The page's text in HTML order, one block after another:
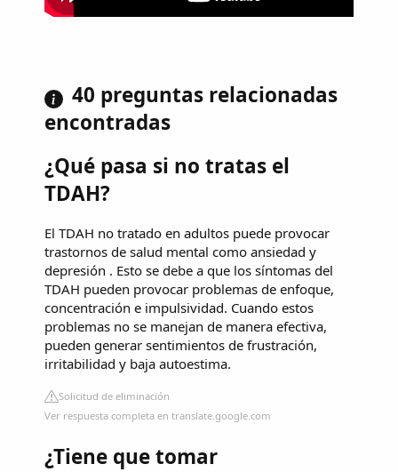
40 preguntas relacionadas
encontradas
¿Qué pasa si no tratas el
TDAH?
El TDAH no tratado en adultos puede provocar
trastornos de salud mental como ansiedad y
depresión . Esto se debe a que los síntomas del
TDAH pueden provocar problemas de enfoque,
concentración e impulsividad. Cuando estos
problemas no se manejan de manera efectiva,
pueden generar sentimientos de frustración,
irritabilidad y baja autoestima.
Solicitud de eliminación
Ver respuesta completa en translate.google.com
¿Tiene que tomar